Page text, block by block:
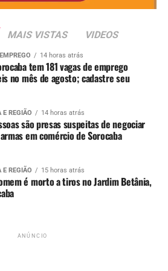
MAIS VISTAS VIDEOS
14 horas atrás
tem 181 vagas de emprego
no mês de agosto; cadastre seu
E REGIÃO 14 horas atrás
são presas suspeitas de negociar
em comércio de Sorocaba
E REGIÃO 15 horas atrás
é morto a tiros no Jardim Betânia,
ANÚNCIO